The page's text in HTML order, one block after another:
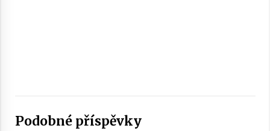
Podobné příspěvky